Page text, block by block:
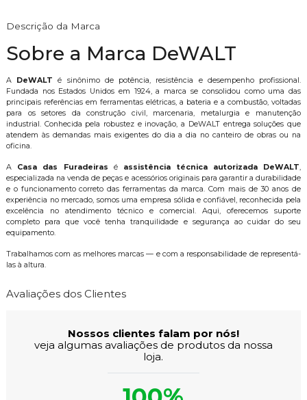
Descrição da Marca
Sobre a Marca DeWALT
A DeWALT é sinônimo de potência, resistência e desempenho profissional.
Fundada nos Estados Unidos em 1924, a marca se consolidou como uma das
principais referências em ferramentas elétricas, a bateria e a combustão, voltadas
para os setores da construção civil, marcenaria, metalurgia e manutenção
industrial. Conhecida pela robustez e inovação, a DeWALT entrega soluções que
atendem às demandas mais exigentes do dia a dia no canteiro de obras ou na
oficina.
A Casa das Furadeiras é assistência técnica autorizada DeWALT
especializada na venda de peças e acessórios originais para garantir a durabilidade
e o funcionamento correto das ferramentas da marca. Com mais de 30 anos de
experiência no mercado, somos uma empresa sólida e confiável, reconhecida pela
excelência no atendimento técnico e comercial. Aqui, oferecemos suporte
completo para que você tenha tranquilidade e segurança ao cuidar do seu
equipamento.
Trabalhamos com as melhores marcas — e com a responsabilidade de representá-
las à altura.
Avaliações dos Clientes
Nossos clientes falam por nós!
veja algumas avaliações de produtos da nossa
loja.